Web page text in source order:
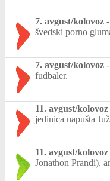
7. avgust/kolovoz -
švedski porno
7. avgust/kolovoz -
fudbaler.
11. avgust/kolovoz
jedinica napušta
11. avgust/kolovoz
Jonathon Prandi),